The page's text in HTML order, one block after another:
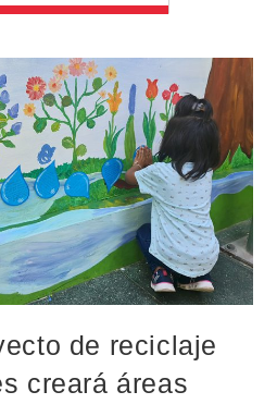
de reciclaje
creará áreas